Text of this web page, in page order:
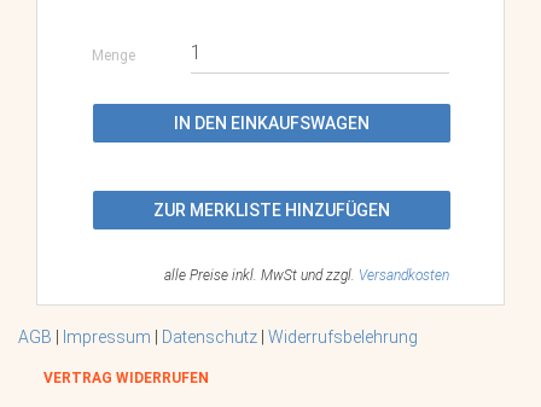
Menge
IN DEN EINKAUFSWAGEN
ZUR MERKLISTE HINZUFÜGEN
alle Preise inkl. MwSt und zzgl. Versandkosten
AGB Impressum Datenschutz Widerrufsbelehrung
VERTRAG WIDERRUFEN